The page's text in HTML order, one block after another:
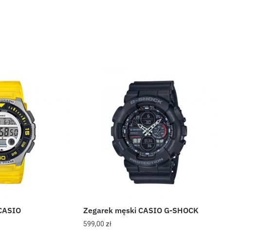
Zegarek męski CASIO G-SHOCK
599,00 zł